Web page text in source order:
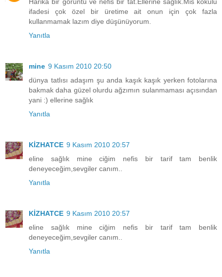
ifadesi çok özel bir üretime ait onun için çok fazla
kullanmamak lazım diye düşünüyorum.
Yanıtla
mine 9 Kasım 2010 20:50
dünya tatlısı adaşım şu anda kaşık kaşık yerken fotolarına
bakmak daha güzel olurdu ağzımın sulanmaması açısından
yani :) ellerine sağlık
Yanıtla
KİZHATCE 9 Kasım 2010 20:57
eline sağlık mine ciğim nefis bir tarif tam benlik
deneyeceğim,sevgiler canım..
Yanıtla
KİZHATCE 9 Kasım 2010 20:57
eline sağlık mine ciğim nefis bir tarif tam benlik
deneyeceğim,sevgiler canım..
Yanıtla